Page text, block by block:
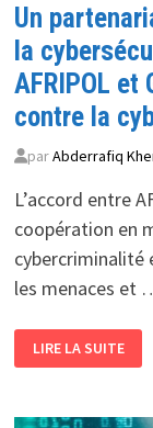
Un
la
AFRIPOL
contre la
parAbderrafiq
L’accord entre
coopération en
cybercriminalité
les menaces et
PARTENARIAT
STRATÉGIQUE
LA
LIRE LA SUITE